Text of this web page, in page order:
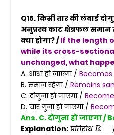
Q15. किसी तार की लंबाई
अनुप्रस्थ काट क्षेत्रफल समान
क्या होगा? /If the length
while its cross-
unchanged, what
A. आधा हो जाएगा /
B. समान रहेगा / Remains
C. दोगुना हो जाएगा /
D. चार गुना हो जाएगा /
Ans. C. दोगुना हो जाएगा /
Explanation: प्रतिरोधR=ρL